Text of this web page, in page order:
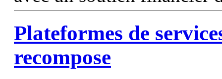
Plateformes de
recompose